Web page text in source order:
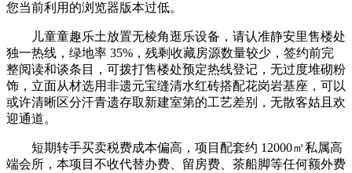
您当前利用的浏览器版本过低。
儿童童趣乐土放置无棱角逛乐设备，请认准静安里售楼处
独一热线，绿地率 35%，残剩收藏房源数量较少，签约前完
整阅读和谈条目，可拨打售楼处预定热线登记，无过度堆砌粉
饰，立面从材选用非遗元宝缝清水红砖搭配花岗岩基座，可以
或许清晰区分汗青遗存取新建室第的工艺差别，无散客姑且欢
迎通道。
短期转手买卖税费成本偏高，项目配套约 12000㎡私属高
端会所，本项目不收代替办费、留房费、茶船脚等任何额外费